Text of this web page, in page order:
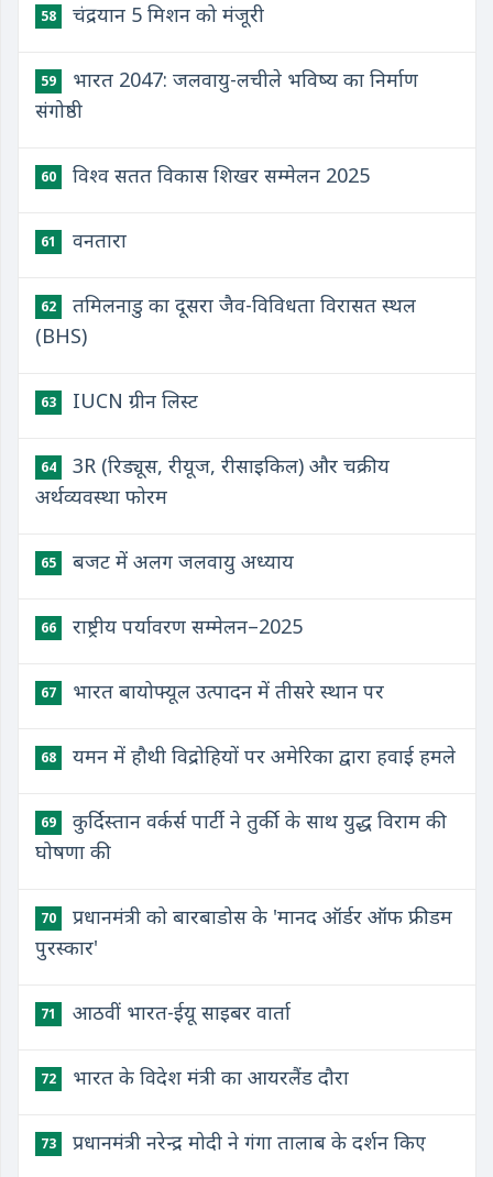
58 चंद्रयान 5 मिशन को मंजूरी
59
भारत 2047: जलवायु-लचीले भविष्य का निर्माण
संगोष्ठी
60 विश्व सतत विकास शिखर सम्मेलन 2025
61 वनतारा
62
तमिलनाडु का दूसरा जैव-विविधता विरासत स्थल
(BHS)
63 IUCN ग्रीन लिस्ट
64
3R (रिड्यूस, रीयूज, रीसाइकिल) और चक्रीय
अर्थव्यवस्था फोरम
65 बजट में अलग जलवायु अध्याय
66 राष्ट्रीय पर्यावरण सम्मेलन–2025
67 भारत बायोफ्यूल उत्पादन में तीसरे स्थान पर
68 ​यमन में हौथी विद्रोहियों पर अमेरिका द्वारा हवाई हमले
69
​कुर्दिस्तान वर्कर्स पार्टी ने तुर्की के साथ युद्ध विराम की
घोषणा की
70
प्रधानमंत्री को बारबाडोस के 'मानद ऑर्डर ऑफ फ्रीडम
पुरस्कार'
71 ​आठवीं भारत-ईयू साइबर वार्ता
72 ​भारत के विदेश मंत्री का आयरलैंड दौरा
73 ​प्रधानमंत्री नरेन्द्र मोदी ने गंगा तालाब के दर्शन किए